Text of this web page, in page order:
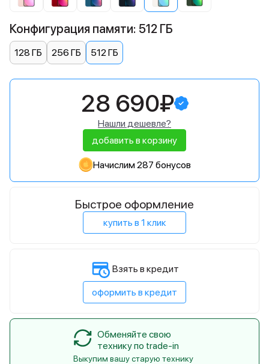
Конфигурация памяти: 512 ГБ
128 ГБ 256 ГБ 512 ГБ
28 690₽
Нашли дешевле?
добавить в корзину
Начислим 287 бонусов
Быстрое оформление
купить в 1 клик
Взять в кредит
оформить в кредит
Обменяйте свою
технику по trade-in
Выкупим вашу старую технику